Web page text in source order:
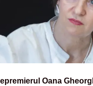
Oana